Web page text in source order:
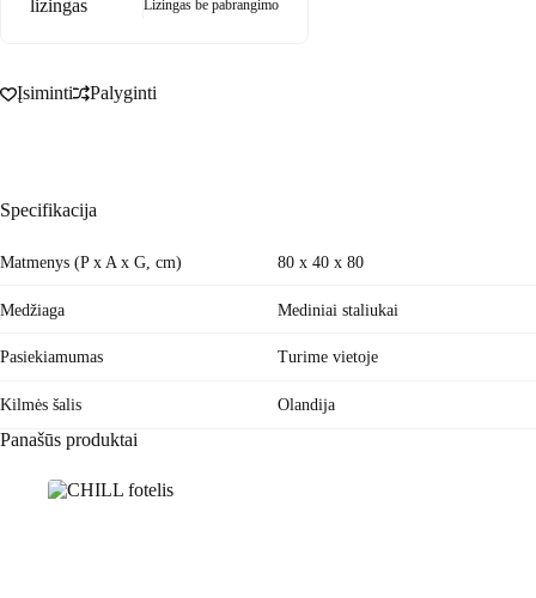
staliukas
Lizingas be pabrangimo
Įsiminti Palyginti
Specifikacija
Matmenys (P x A x G, cm) 80 x 40 x 80
Medžiaga Mediniai staliukai
Pasiekiamumas Turime vietoje
Kilmės šalis Olandija
Panašūs produktai